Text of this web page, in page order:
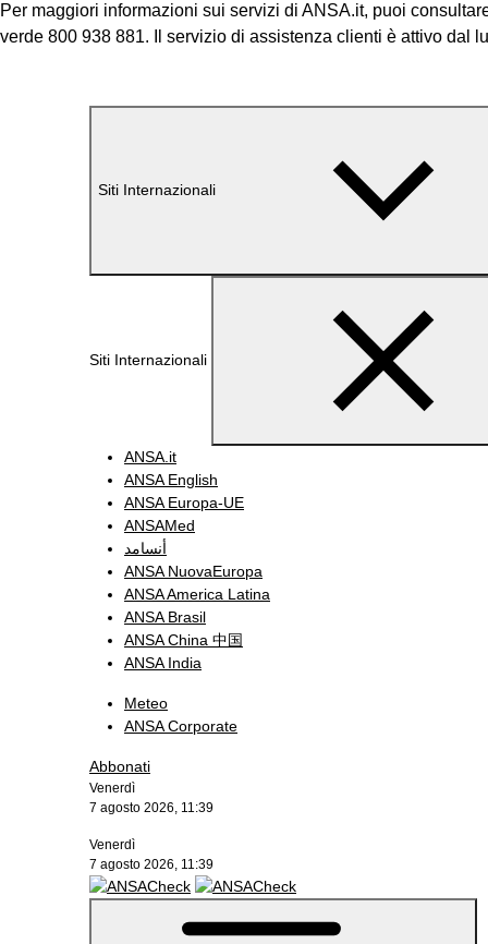
Per maggiori informazioni sui servizi di ANSA.it, puoi
verde 800 938 881. Il servizio di assistenza clienti è attivo dal
Siti Internazionali
Siti Internazionali
ANSA.it
ANSA English
ANSA Europa-UE
ANSAMed
أنسامد
ANSA NuovaEuropa
ANSA America Latina
ANSA Brasil
ANSA China 中国
ANSA India
Meteo
ANSA Corporate
Abbonati
Venerdì
7 agosto 2026, 11:39
Venerdì
7 agosto 2026, 11:39